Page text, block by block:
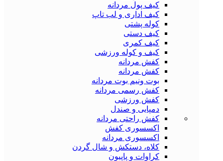
کیف پول مردانه
کیف اداری و لب تاپ
کوله پشتی
کیف دستی
کیف کمری
کیف و کوله ورزشی
کفش مردانه
کفش مردانه
بوت ونیم بوت مردانه
کفش رسمی مردانه
کفش ورزشی
دمپایی و صندل
کفش راحتی مردانه
اکسسوری کفش
اکسسوری مردانه
کلاه، دستکش و شال گردن
کراوات و پاپیون